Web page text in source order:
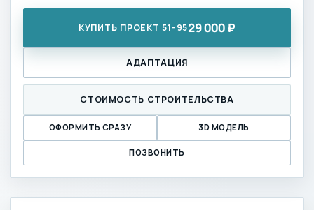
КУПИТЬ ПРОЕКТ 51-9529 000 ₽
АДАПТАЦИЯ
СТОИМОСТЬ СТРОИТЕЛЬСТВА
ОФОРМИТЬ СРАЗУ 3D МОДЕЛЬ
ПОЗВОНИТЬ